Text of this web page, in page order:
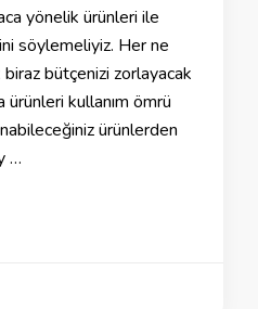
yönelik ürünleri ile
söylemeliyiz. Her ne
bütçenizi zorlayacak
kullanım ömrü
ürünlerden
…